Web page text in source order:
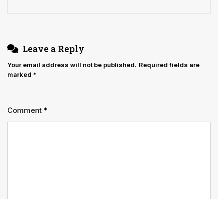
Leave a Reply
Your email address will not be published. Required fields are
marked *
Comment *